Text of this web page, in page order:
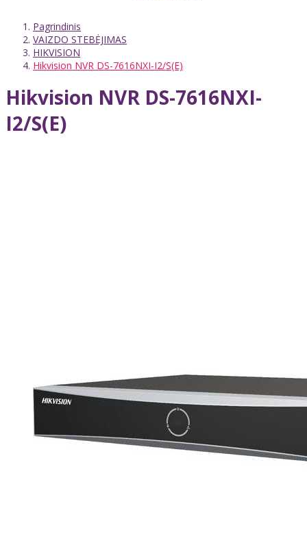
Pagrindinis
VAIZDO STEBĖJIMAS
HIKVISION
Hikvision NVR DS-7616NXI-I2/S(E)
Hikvision NVR DS-7616NXI-
I2/S(E)